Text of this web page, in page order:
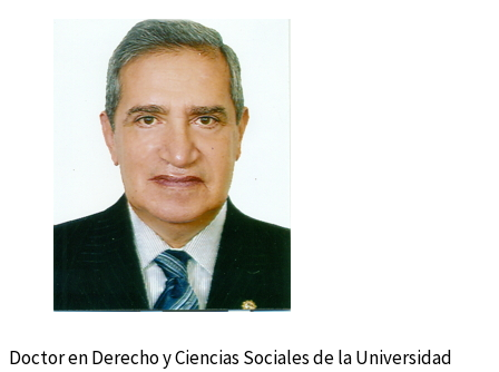
Doctor en Derecho y Ciencias Sociales de la Universidad